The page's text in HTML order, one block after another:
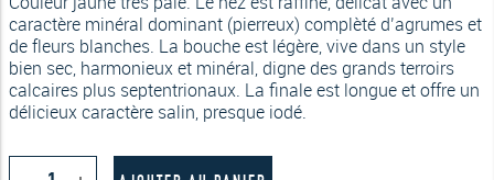
caractère minéral dominant (pierreux) complèté d’agrumes et
de fleurs blanches. La bouche est légère, vive dans un style
bien sec, harmonieux et minéral, digne des grands terroirs
calcaires plus septentrionaux. La finale est longue et offre un
délicieux caractère salin, presque iodé.
quantité